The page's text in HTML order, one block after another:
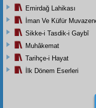
Emirdağ Lahikası
İman Ve Küfür
Sikke-i Tasdik-i Gaybî
Muhâkemat
Tarihçe-i Hayat
İlk Dönem Eserleri